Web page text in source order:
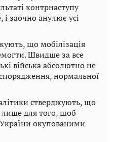
контрнаступу
заочно анулює усі
що мобілізація
Швидше за все
війська абсолютно не
нормальної
стверджують, що
лише для того, щоб
окупованими